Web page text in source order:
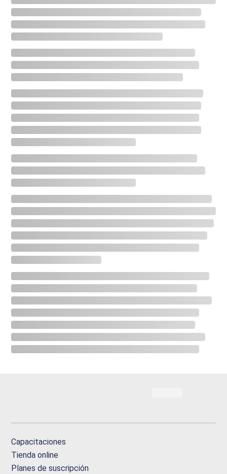
Capacitaciones
Tienda online
Planes de suscripción